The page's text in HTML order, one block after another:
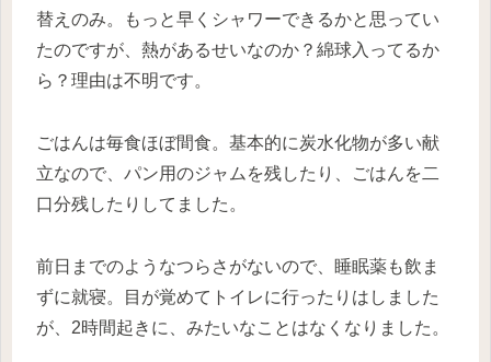
替えのみ。もっと早くシャワーできるかと思ってい
たのですが、熱があるせいなのか？綿球入ってるか
ら？理由は不明です。
ごはんは毎食ほぼ間食。基本的に炭水化物が多い献
立なので、パン用のジャムを残したり、ごはんを二
口分残したりしてました。
前日までのようなつらさがないので、睡眠薬も飲ま
ずに就寝。目が覚めてトイレに行ったりはしました
が、2時間起きに、みたいなことはなくなりました。